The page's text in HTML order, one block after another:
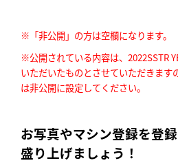
※「非公開」の方は空欄になります。
※公開されている内容は、2022SSTR
いただいたものとさせていただきます
は非公開に設定してください。
お写真やマシン登録を登
盛り上げましょう！